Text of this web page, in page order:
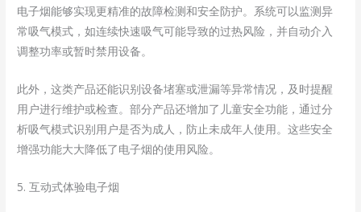
电子烟能够实现更精准的故障检测和安全防护。系统可以监测异
常吸气模式，如连续快速吸气可能导致的过热风险，并自动介入
调整功率或暂时禁用设备。
此外，这类产品还能识别设备堵塞或泄漏等异常情况，及时提醒
用户进行维护或检查。部分产品还增加了儿童安全功能，通过分
析吸气模式识别用户是否为成人，防止未成年人使用。这些安全
增强功能大大降低了电子烟的使用风险。
5. 互动式体验电子烟